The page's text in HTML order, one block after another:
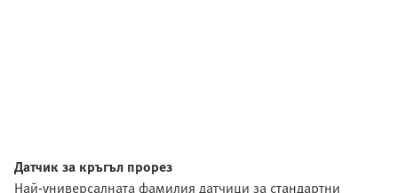
Датчик за кръгъл прорез
Най-универсалната фамилия датчици за стандартни